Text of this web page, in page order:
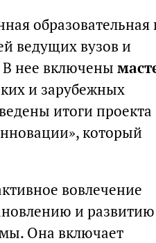
образовательная
ведущих вузов и
В нее включены
и зарубежных
итоги проекта
который
вовлечение
и развитию
Она включает